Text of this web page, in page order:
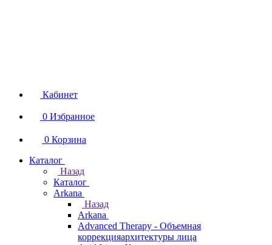
Кабинет
0 Избранное
0 Корзина
Каталог
Назад
Каталог
Arkana
Назад
Arkana
Advanced Therapy - Объемная
коррекцияархитектуры лица